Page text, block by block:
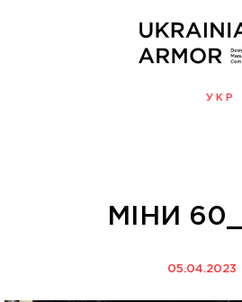
УКР
МІНИ
05.04.2023